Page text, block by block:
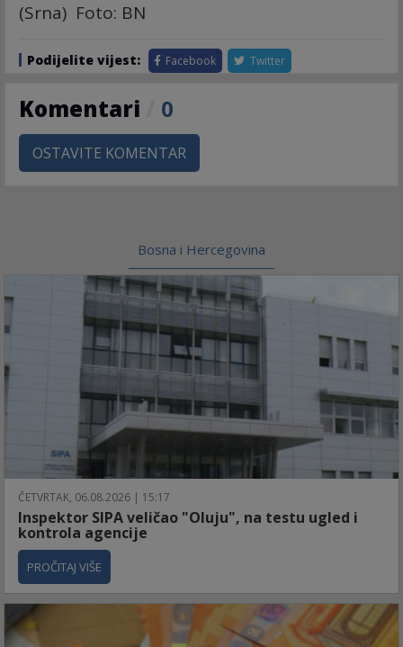
(Srna) Foto: BN
Podijelite vijest: Facebook Twitter
Komentari 0
OSTAVITE KOMENTAR
Bosna i Hercegovina
ČETVRTAK, 06.08.2026 | 15:17
Inspektor SIPA veličao "Oluju", na testu ugled i
kontrola agencije
PROČITAJ VIŠE